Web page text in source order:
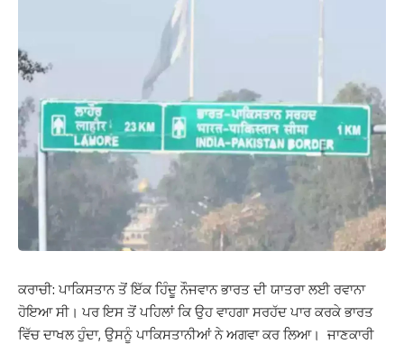
ਕਰਾਚੀ: ਪਾਕਿਸਤਾਨ ਤੋਂ ਇੱਕ ਹਿੰਦੂ ਨੌਜਵਾਨ ਭਾਰਤ ਦੀ ਯਾਤਰਾ ਲਈ ਰਵਾਨਾ
ਹੋਇਆ ਸੀ। ਪਰ ਇਸ ਤੋਂ ਪਹਿਲਾਂ ਕਿ ਉਹ ਵਾਹਗਾ ਸਰਹੱਦ ਪਾਰ ਕਰਕੇ ਭਾਰਤ
ਵਿੱਚ ਦਾਖਲ ਹੁੰਦਾ, ਉਸਨੂੰ ਪਾਕਿਸਤਾਨੀਆਂ ਨੇ ਅਗਵਾ ਕਰ ਲਿਆ। ਜਾਣਕਾਰੀ